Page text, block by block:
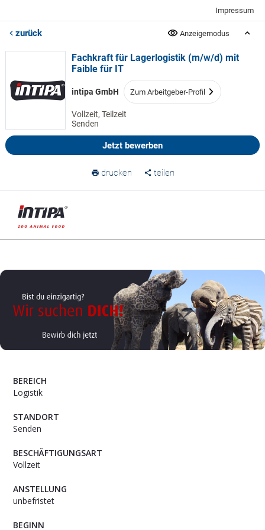
Impressum
zurück Anzeigemodus
Fachkraft für Lagerlogistik (m/w/d) mit
Faible für IT
intipa GmbH Zum Arbeitgeber-Profil
Vollzeit, Teilzeit
Senden
Jetzt bewerben
drucken teilen